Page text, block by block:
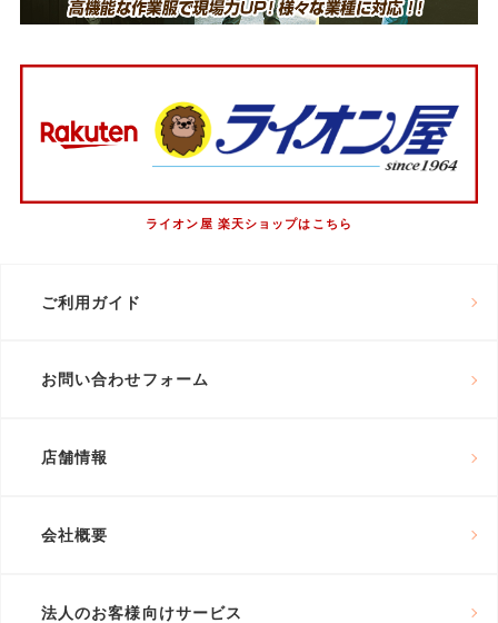
ライオン屋 楽天ショップはこちら
ご利用ガイド
お問い合わせフォーム
店舗情報
会社概要
法人のお客様向けサービス